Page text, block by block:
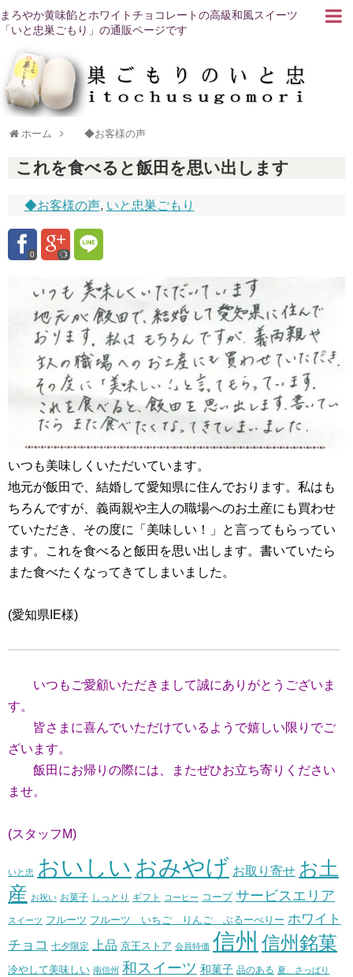
まろやか黄味餡とホワイトチョコレートの高級和風スイーツ
「いと忠巣ごもり」の通販ページです
ホーム ◆お客様の声
これを食べると飯田を思い出します
◆お客様の声, いと忠巣ごもり
0
いつも美味しくいただいています。
地元が飯田で、結婚して愛知県に住んでおります。私はも
ちろんですが、義両親や主人の職場へのお土産にも買わせ
ていただき、その度に「美味しい！」と言ってもらってい
ます。これを食べると飯田を思い出します。書いていたら
また食べたくなってきてしまいました。
(愛知県IE様)
いつもご愛顧いただきまして誠にありがとうございま
す。
皆さまに喜んでいただけているようで嬉しい限りでご
ざいます。
飯田にお帰りの際には、またぜひお立ち寄りください
ませ。
(スタッフM)
いと忠 おいしい おみやげ お取り寄せ お土
産 お祝い お菓子 しっとり ギフト コーヒー コープ サービスエリア
スイーツ フルーツ フルーツ いちご りんご ぶるーべりー ホワイト
チョコ 七夕限定 上品 京王ストア 会員特価 信州 信州銘菓
冷やして美味しい 南信州 和スイーツ 和菓子 品のある 夏、さっぱり